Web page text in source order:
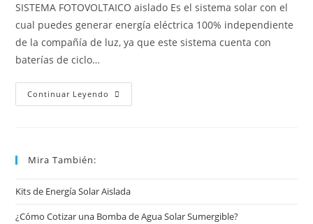
SISTEMA FOTOVOLTAICO aislado Es el sistema solar con el
cual puedes generar energía eléctrica 100% independiente
de la compañía de luz, ya que este sistema cuenta con
baterías de ciclo…
Continuar Leyendo
Mira También:
Kits de Energía Solar Aislada
¿Cómo Cotizar una Bomba de Agua Solar Sumergible?